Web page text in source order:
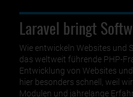
Laravel bringt
Wie entwickeln Websites und
das weltweit führende PHP-
Entwicklung von Websites
hier besonders schnell, weil
Modulen und jahrelange